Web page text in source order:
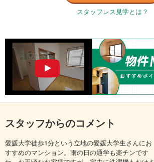
スタッフレス見学とは？
スタッフからのコメント
愛媛大学徒歩1分という立地の愛媛大学生さんにお
すすめのマンション。雨の日の通学も楽チンです